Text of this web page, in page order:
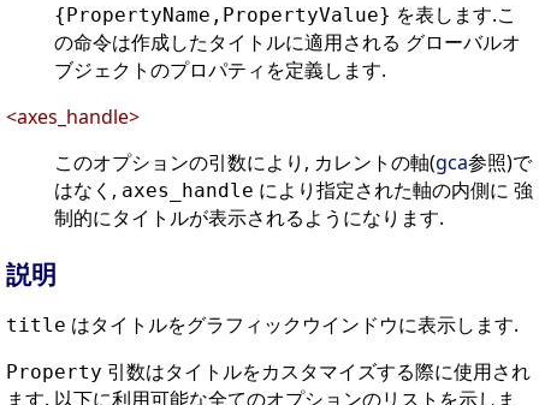
{PropertyName,PropertyValue} を表します.こ
の命令は作成したタイトルに適用される グローバルオ
ブジェクトのプロパティを定義します.
<axes_handle>
このオプションの引数により, カレントの軸(gca参照)で
はなく, axes_handle により指定された軸の内側に 強
制的にタイトルが表示されるようになります.
説明
title はタイトルをグラフィックウインドウに表示します.
Property 引数はタイトルをカスタマイズする際に使用され
ます. 以下に利用可能な全てのオプションのリストを示しま